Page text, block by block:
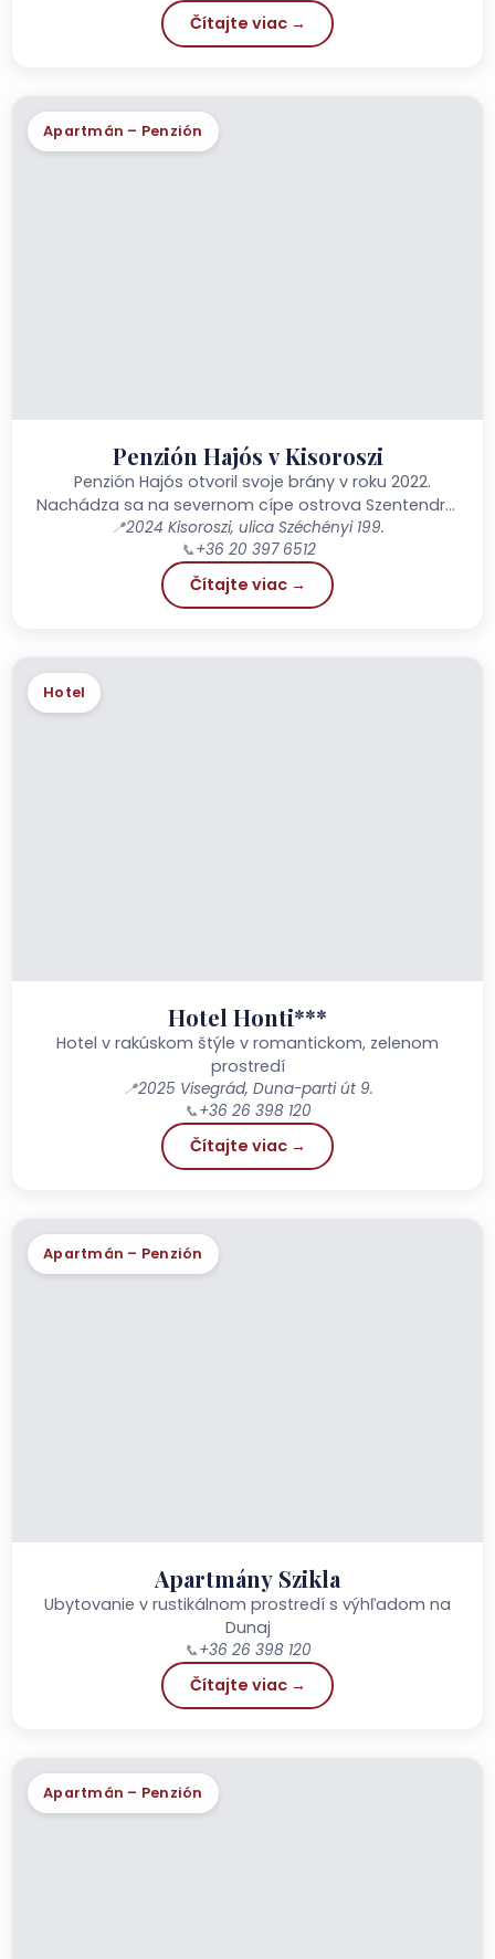
Čítajte viac →
Apartmán – Penzión
Penzión Hajós v Kisoroszi
Penzión Hajós otvoril svoje brány v roku 2022.
Nachádza sa na severnom cípe ostrova Szentendre,
v malej dedinke Kisoroszi. Náš penzión je tichý,...
📍2024 Kisoroszi, ulica Széchényi 199.
📞+36 20 397 6512
Čítajte viac →
Hotel
Hotel Honti***
Hotel v rakúskom štýle v romantickom, zelenom
prostredí
📍2025 Visegrád, Duna-parti út 9.
📞+36 26 398 120
Čítajte viac →
Apartmán – Penzión
Apartmány Szikla
Ubytovanie v rustikálnom prostredí s výhľadom na
Dunaj
📞+36 26 398 120
Čítajte viac →
Apartmán – Penzión